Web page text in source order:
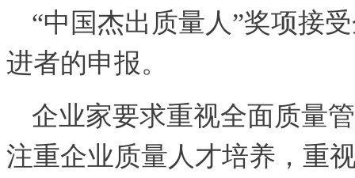
“中国杰出质量人”奖项接
进者的申报。
企业家要求重视全面质量
注重企业质量人才培养，重